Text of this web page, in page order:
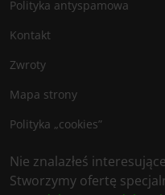
Polityka antyspamowa
Kontakt
Zwroty
Mapa strony
Polityka „cookies”
Nie znalazłeś
Stworzymy ofertę